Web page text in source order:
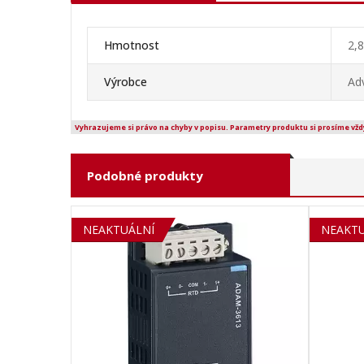
Hmotnost
Výrobce
Vyhrazujeme si právo na chyby v popisu. Parametry produktu si prosíme
Podobné produkty
SOLD OUT
NEAKTUÁLNÍ